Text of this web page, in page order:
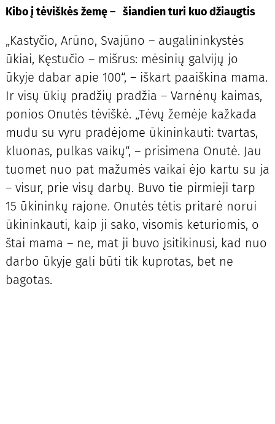
Kibo į tėviškės žemę – šiandien turi kuo džiaugtis
„Kastyčio, Arūno, Svajūno – augalininkystės
ūkiai, Kęstučio – mišrus: mėsinių galvijų jo
ūkyje dabar apie 100“, – iškart paaiškina mama.
Ir visų ūkių pradžių pradžia – Varnėnų kaimas,
ponios Onutės tėviškė. „Tėvų žemėje kažkada
mudu su vyru pradėjome ūkininkauti: tvartas,
kluonas, pulkas vaikų“, – prisimena Onutė. Jau
tuomet nuo pat mažumės vaikai ėjo kartu su ja
– visur, prie visų darbų. Buvo tie pirmieji tarp
15 ūkininkų rajone. Onutės tėtis pritarė norui
ūkininkauti, kaip ji sako, visomis keturiomis, o
štai mama – ne, mat ji buvo įsitikinusi, kad nuo
darbo ūkyje gali būti tik kuprotas, bet ne
bagotas.